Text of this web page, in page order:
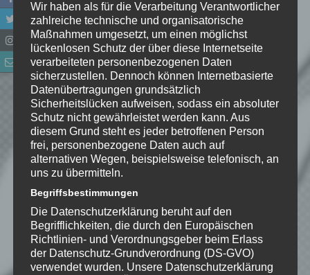
Website
* Ich habe die
Datenschutzerklärungzur
Kenntnis genommen. Ich stimme
zu, dass meine Angaben dauerhaft
gespeichert werden.
Benachrichtige mich über
nachfolgende Kommentare via E-
Mail.
Benachrichtige mich über neue
Beiträge via E-Mail.
Wir haben als für die Verarbeitung Verantwortlicher
zahlreiche technische und organisatorische
Maßnahmen umgesetzt, um einen möglichst
lückenlosen Schutz der über diese Internetseite
verarbeiteten personenbezogenen Daten
sicherzustellen. Dennoch können Internetbasierte
Datenübertragungen grundsätzlich
Sicherheitslücken aufweisen, sodass ein absoluter
Schutz nicht gewährleistet werden kann. Aus
diesem Grund steht es jeder betroffenen Person
frei, personenbezogene Daten auch auf
alternativen Wegen, beispielsweise telefonisch, an
uns zu übermitteln.
Begriffsbestimmungen
Die Datenschutzerklärung beruht auf den
Begrifflichkeiten, die durch den Europäischen
Richtlinien- und Verordnungsgeber beim Erlass
der Datenschutz-Grundverordnung (DS-GVO)
verwendet wurden. Unsere Datenschutzerklärung